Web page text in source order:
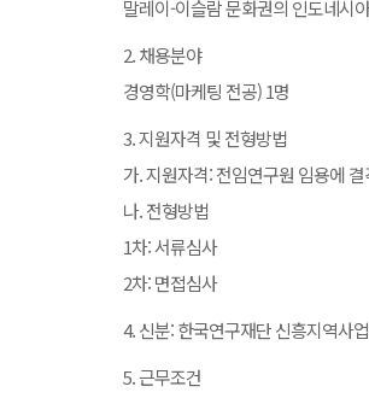
말레이-이슬람 문화권의 인도네시
2. 채용분야
경영학(마케팅 전공) 1명
3. 지원자격 및 전형방법
가. 지원자격: 전임연구원 임용에
나. 전형방법
1차: 서류심사
2차: 면접심사
4. 신분: 한국연구재단 신흥지역사
5. 근무조건